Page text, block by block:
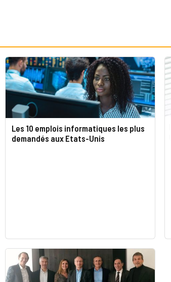
Les 10 emplois informatiques les plus
demandés aux Etats-Unis